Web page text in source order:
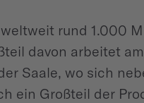
rund 1.000
davon arbeitet
Saale, wo sich
ein Großteil der